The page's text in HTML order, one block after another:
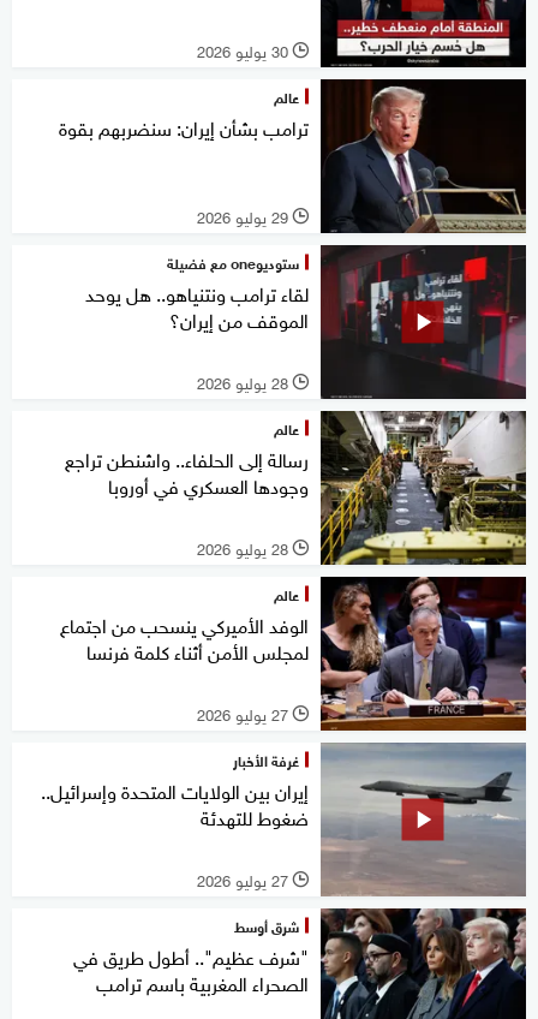
l 30 يوليو 2026
عالم
ترامب بشأن إيران: سنضربهم بقوة
l 29 يوليو 2026
ستوديوone مع فضيلة
لقاء ترامب ونتنياهو.. هل يوحد
الموقف من إيران؟
l 28 يوليو 2026
عالم
رسالة إلى الحلفاء.. واشنطن تراجع
وجودها العسكري في أوروبا
l 28 يوليو 2026
عالم
الوفد الأميركي ينسحب من اجتماع
لمجلس الأمن أثناء كلمة فرنسا
l 27 يوليو 2026
غرفة الأخبار
إيران بين الولايات المتحدة وإسرائيل..
ضغوط للتهدئة
l 27 يوليو 2026
شرق أوسط
"شرف عظيم".. أطول طريق في
الصحراء المغربية باسم ترامب